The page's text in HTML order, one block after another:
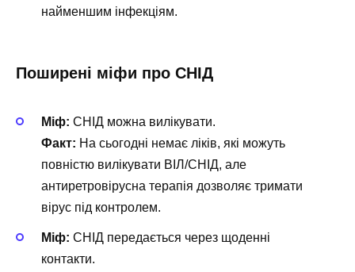
найменшим інфекціям.
Поширені міфи про СНІД
Міф: СНІД можна вилікувати.
Факт: На сьогодні немає ліків, які можуть
повністю вилікувати ВІЛ/СНІД, але
антиретровірусна терапія дозволяє тримати
вірус під контролем.
Міф: СНІД передається через щоденні
контакти.